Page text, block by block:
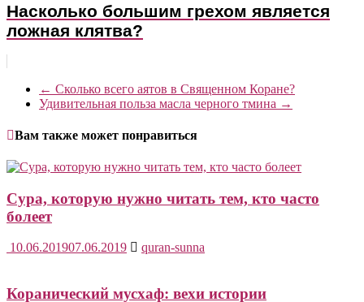
Насколько большим грехом является
ложная клятва?
← Сколько всего аятов в Священном Коране?
Удивительная польза масла черного тмина →
Вам также может понравиться
Сура, которую нужно читать тем, кто часто
болеет
10.06.201907.06.2019 quran-sunna
Коранический мусхаф: вехи истории